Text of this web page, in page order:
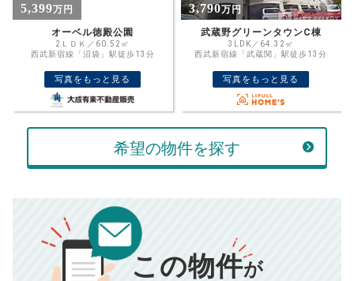
住宅ローン
金利
%
ボーナス
返済金額
万円
万円
返済シミュレーション計算結果
毎月の支払額 834
資金計画のために査定額や希望売却価
格を入力して活用するのもおすすめ◎
計算する
00万円
■仲介手数料／ 00万円
■売買契約書印紙／ 0
3,790万円
武蔵野グリーンタウンC棟
3LDK／64.32㎡
西武新宿線「武蔵関」駅徒歩13分
写真をもっと見る
5,580万円
セザール富士見台
3LDK／64.77㎡
西武池袋・豊島線「富士見台」駅徒歩5
写真をもっと見る
希望の物件を探す
この物件が